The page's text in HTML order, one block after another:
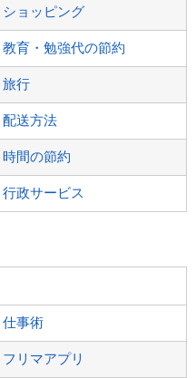
ショッピング
教育・勉強代の節約
旅行
配送方法
時間の節約
行政サービス
仕事術
フリマアプリ